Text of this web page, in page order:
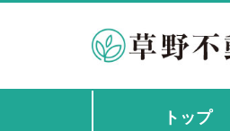
トップ